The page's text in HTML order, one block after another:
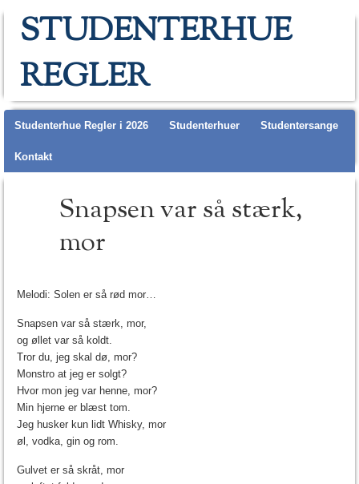
STUDENTERHUE
REGLER
Main menu
Studenterhue Regler i 2026 Studenterhuer Studentersange
Kontakt
Snapsen var så stærk,
mor
Melodi: Solen er så rød mor…
Snapsen var så stærk, mor,
og øllet var så koldt.
Tror du, jeg skal dø, mor?
Monstro at jeg er solgt?
Hvor mon jeg var henne, mor?
Min hjerne er blæst tom.
Jeg husker kun lidt Whisky, mor
øl, vodka, gin og rom.
Gulvet er så skråt, mor